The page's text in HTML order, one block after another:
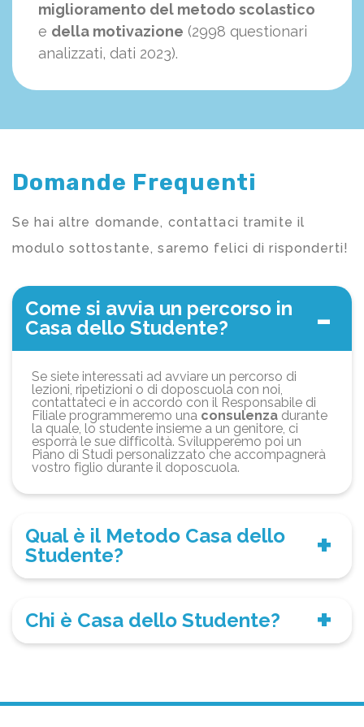
miglioramento del metodo scolastico
e della motivazione (2998 questionari
analizzati, dati 2023).
Domande Frequenti
Se hai altre domande, contattaci tramite il
modulo sottostante, saremo felici di risponderti!
Come si avvia un percorso in
Casa dello Studente?
Se siete interessati ad avviare un percorso di
lezioni, ripetizioni o di doposcuola con noi,
contattateci e in accordo con il Responsabile di
Filiale programmeremo una consulenza durante
la quale, lo studente insieme a un genitore, ci
esporrà le sue difficoltà. Svilupperemo poi un
Piano di Studi personalizzato che accompagnerà
vostro figlio durante il doposcuola.
Qual è il Metodo Casa dello
Studente?
Chi è Casa dello Studente?